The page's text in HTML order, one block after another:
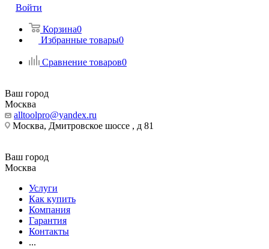
Войти
Корзина0
Избранные товары0
Сравнение товаров0
Ваш город
Москва
alltoolpro@yandex.ru
Москва, Дмитровское шоссе , д 81
Ваш город
Москва
Услуги
Как купить
Компания
Гарантия
Контакты
...